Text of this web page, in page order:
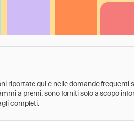
riportate qui e nelle domande
a premi, sono forniti solo a scopo
completi.